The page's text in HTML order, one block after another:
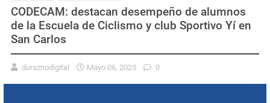
CODECAM: destacan desempeño de alumnos
de la Escuela de Ciclismo y club Sportivo Yí en
San Carlos
duraznodigital Mayo 06, 2025 0